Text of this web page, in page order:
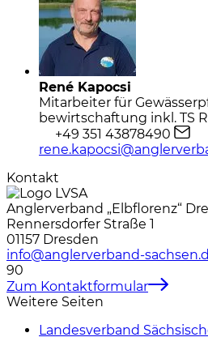
René Kapocsi
Mitarbeiter für
bewirtschaftung inkl. TS
+49 351 43878490
Kontakt
Anglerverband „Elbflorenz“
Rennersdorfer Straße 1
01157 Dresden
info@anglerverband-
90
Zum Kontaktformular
Weitere Seiten
Landesverband